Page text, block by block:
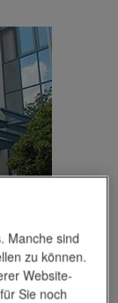
im
Markt.
zugute,
und
Manche sind
zu können.
Website-
Sie noch